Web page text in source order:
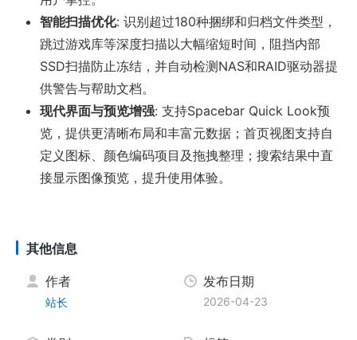
智能扫描优化: 识别超过180种捆绑和归档文件类型，
跳过游戏库等深度扫描以大幅缩短时间，阻挡内部
SSD扫描防止冻结，并自动检测NAS和RAID驱动器提
供警告与帮助文档。
现代界面与预览增强: 支持Spacebar Quick Look预
览，提供更清晰布局和丰富元数据；首页视图支持自
定义图标、颜色编码项目及拖拽整理；搜索结果中直
接显示图像预览，提升使用体验。
其他信息
作者
站长
发布日期
2026-04-23